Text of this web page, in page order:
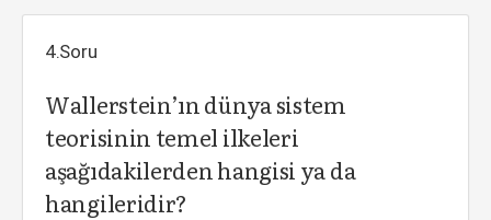
4.Soru
Wallerstein’ın dünya sistem
teorisinin temel ilkeleri
aşağıdakilerden hangisi ya da
hangileridir?